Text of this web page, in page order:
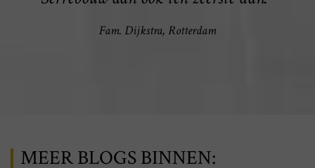
Fam. Dijkstra, Rotterdam
MEER BLOGS BINNEN: